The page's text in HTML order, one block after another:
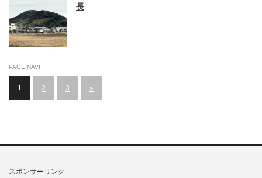
長
PAGE NAVI
1 2 3 »
スポンサーリンク